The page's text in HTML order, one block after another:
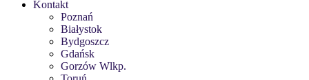
Kontakt
Poznań
Białystok
Bydgoszcz
Gdańsk
Gorzów Wlkp.